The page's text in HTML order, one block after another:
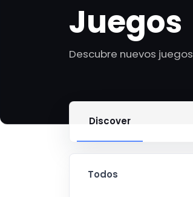
Juegos
Descubre nuevos juegos
Discover
Todos